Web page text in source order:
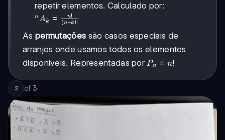
repetir elementos. Calculado por:
^{n}A_k=\frac{n!}
{(n-k)!}
nAk = (n−k)!
n!
As permutações são casos especiais de
arranjos onde usamos todos os elementos
disponíveis. Representadas porP_{n}=n!
Pn = n!
2 of 3